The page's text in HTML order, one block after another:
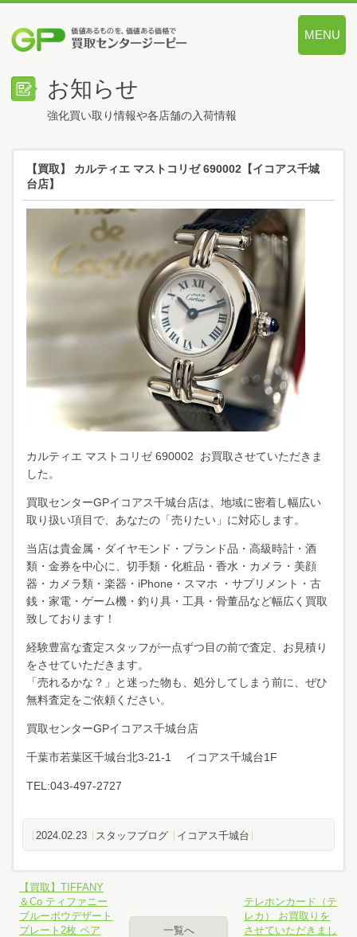
MENU
お知らせ
強化買い取り情報や各店舗の入荷情報
【買取】 カルティエ マストコリゼ 690002【イコアス千城
台店】
カルティエ マストコリゼ 690002 お買取させていただきま
した。
買取センターGPイコアス千城台店は、地域に密着し幅広い
取り扱い項目で、あなたの「売りたい」に対応します。
当店は貴金属・ダイヤモンド・ブランド品・高級時計・酒
類・金券を中心に、切手類・化粧品・香水・カメラ・美顔
器・カメラ類・楽器・iPhone・スマホ ・サプリメント・古
銭・家電・ゲーム機・釣り具・工具・骨董品など幅広く買取
致しております！
経験豊富な査定スタッフが一点ずつ目の前で査定、お見積り
をさせていただきます。
「売れるかな？」と迷った物も、処分してしまう前に、ぜひ
無料査定をご依頼ください。
買取センターGPイコアス千城台店
千葉市若葉区千城台北3-21-1 イコアス千城台1F
TEL:043-497-2727
2024.02.23 スタッフブログ イコアス千城台
【買取】TIFFANY
＆Co ティファニー
ブルーボウデザート
プレート2枚 ペア
一覧へ
テレホンカード（テ
レカ） お買取りを
させていただきまし